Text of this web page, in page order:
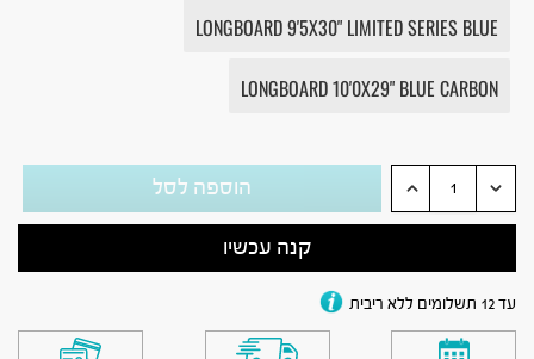
LONGBOARD 9'5X30" LIMITED SERIES BLUE
LONGBOARD 10'0X29" BLUE CARBON
הוספה לסל
קנה עכשיו
עד 12 תשלומים ללא ריבית